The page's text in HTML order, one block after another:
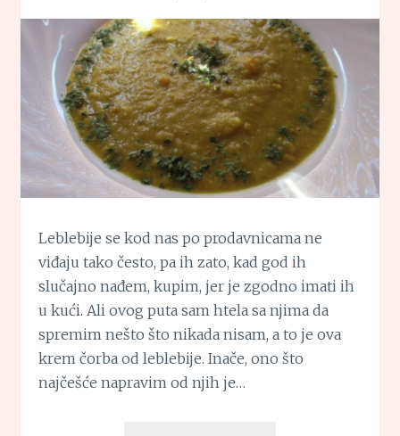
Leblebije se kod nas po prodavnicama ne
viđaju tako često, pa ih zato, kad god ih
slučajno nađem, kupim, jer je zgodno imati ih
u kući. Ali ovog puta sam htela sa njima da
spremim nešto što nikada nisam, a to je ova
krem čorba od leblebije. Inače, ono što
najčešće napravim od njih je…